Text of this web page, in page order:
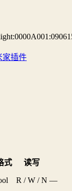
家插件
式 读写
R / W / N —